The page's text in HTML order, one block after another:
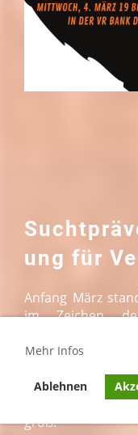
Mehr Infos
Ablehnen
ung für
Anfang März
im Zeichen
Altshausen,
Ebenweiler
Suchtmittel wie
und Spielsucht
groß.